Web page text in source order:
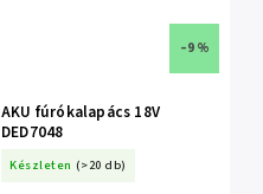
–9 %
AKU fúrókalapács 18V
DED7048
Készleten (>20 db)